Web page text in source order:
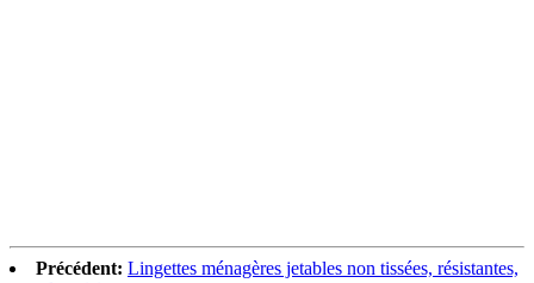
Précédent: Lingettes ménagères jetables non tissées, résistantes,